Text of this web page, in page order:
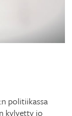
politiikassa
kylvetty jo